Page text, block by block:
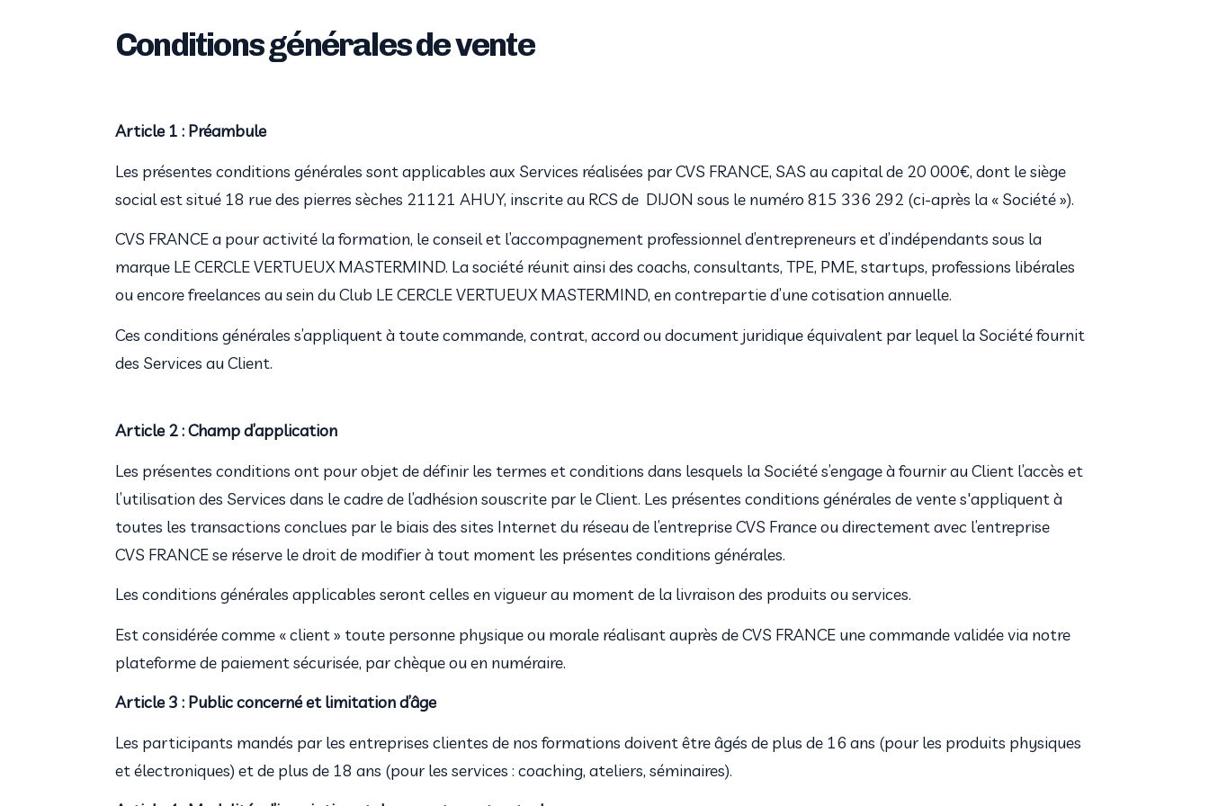
Conditions générales de vente
Article 1 : Préambule
Les présentes conditions générales sont applicables aux Services réalisées par CVS FRANCE, SAS au capital de 20 000€, dont le siège
social est situé 18 rue des pierres sèches 21121 AHUY, inscrite au RCS de  DIJON sous le numéro 815 336 292 (ci-après la « Société »).
CVS FRANCE a pour activité la formation, le conseil et l’accompagnement professionnel d’entrepreneurs et d’indépendants sous la
marque LE CERCLE VERTUEUX MASTERMIND. La société réunit ainsi des coachs, consultants, TPE, PME, startups, professions libérales
ou encore freelances au sein du Club LE CERCLE VERTUEUX MASTERMIND, en contrepartie d’une cotisation annuelle.
Ces conditions générales s’appliquent à toute commande, contrat, accord ou document juridique équivalent par lequel la Société fournit
des Services au Client.
Article 2 : Champ d’application
Les présentes conditions ont pour objet de définir les termes et conditions dans lesquels la Société s’engage à fournir au Client l’accès et
l’utilisation des Services dans le cadre de l’adhésion souscrite par le Client. Les présentes conditions générales de vente s'appliquent à
toutes les transactions conclues par le biais des sites Internet du réseau de l’entreprise CVS France ou directement avec l’entreprise
CVS FRANCE se réserve le droit de modifier à tout moment les présentes conditions générales.
Les conditions générales applicables seront celles en vigueur au moment de la livraison des produits ou services.
Est considérée comme « client » toute personne physique ou morale réalisant auprès de CVS FRANCE une commande validée via notre
plateforme de paiement sécurisée, par chèque ou en numéraire.
Article 3 : Public concerné et limitation d’âge
Les participants mandés par les entreprises clientes de nos formations doivent être âgés de plus de 16 ans (pour les produits physiques
et électroniques) et de plus de 18 ans (pour les services : coaching, ateliers, séminaires).